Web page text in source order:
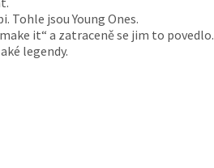
Tohle jsou Young Ones.
it“ a zatraceně se jim to povedlo.
legendy.